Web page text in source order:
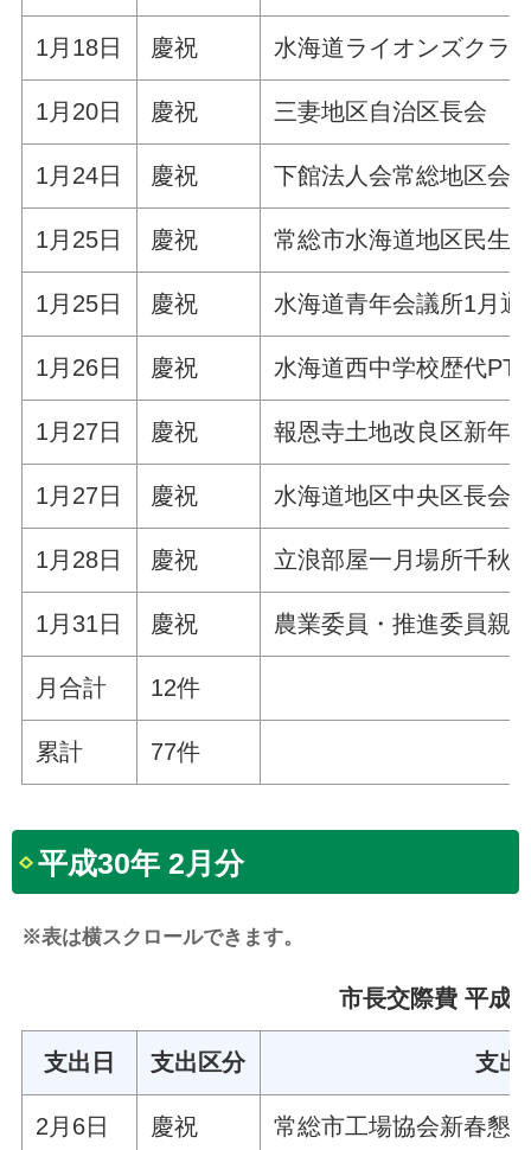
1月18日 慶祝 水海道ライオンズクラ
1月20日 慶祝 三妻地区自治区長会
1月24日 慶祝 下館法人会常総地区会
1月25日 慶祝 常総市水海道地区民生
1月25日 慶祝 水海道青年会議所1月通
1月26日 慶祝 水海道西中学校歴代
1月27日 慶祝 報恩寺土地改良区新年
1月27日 慶祝 水海道地区中央区長会
1月28日 慶祝 立浪部屋一月場所千秋
1月31日 慶祝 農業委員・推進委員親
月合計 12件
累計 77件
平成30年 2月分
※表は横スクロールできます。
市長交際費 平成
支出日 支出区分 支出
2月6日 慶祝 常総市工場協会新春懇